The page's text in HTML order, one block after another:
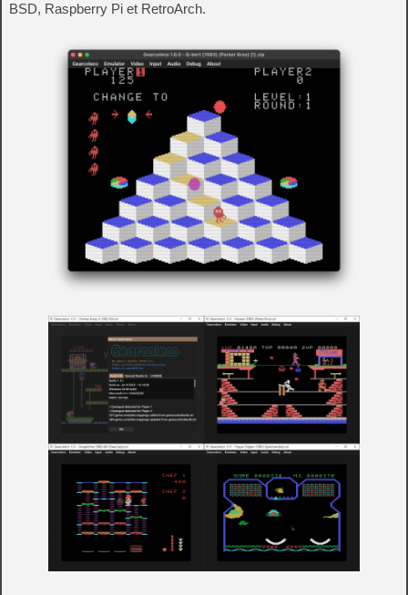
BSD, Raspberry Pi et RetroArch.